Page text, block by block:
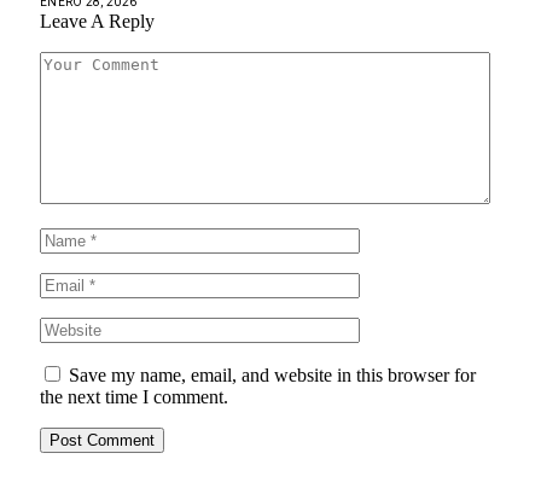
Leave A Reply
Save my name, email, and website in this browser for
the next time I comment.